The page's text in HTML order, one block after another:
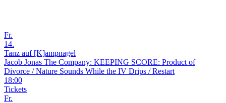
Fr.
14.
Tanz auf [K]ampnagel
Jacob Jonas The Company: KEEPING SCORE: Product of
Divorce / Nature Sounds While the IV Drips / Restart
18:00
Tickets
Fr.